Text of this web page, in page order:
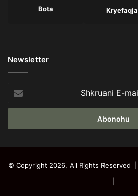
Bota Kryefaqja
Newsletter
E-
mailin
© Copyright 2026, All Rights Reserved |